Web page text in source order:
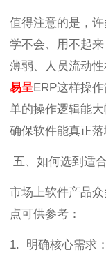
值得注意的是，
学不会、用不起
薄弱、人员流动
易呈ERP这样操
单的操作逻辑能
确保软件能真正落
五、如何选到适
市场上软件产品
点可供参考：
1. 明确核心需求